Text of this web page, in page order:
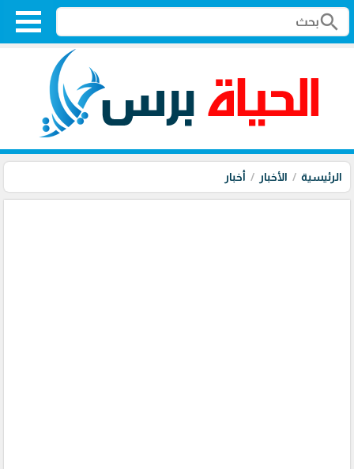
search
الرئيسية الأخبار أخبار